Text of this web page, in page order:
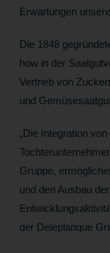
Erwartungen
Die 1848
how in der
Vertrieb von
und
„Die Integration
Gruppe,
und den Ausbau
der Deleplanque